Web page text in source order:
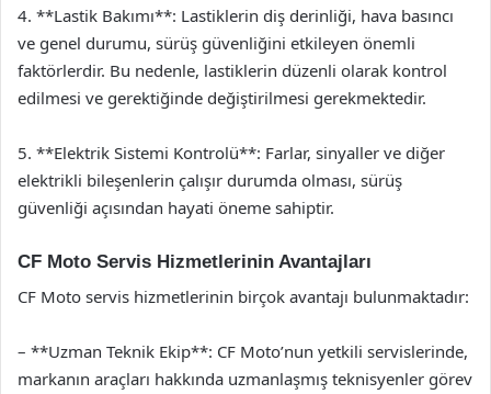
4. **Lastik Bakımı**: Lastiklerin diş derinliği, hava basıncı
ve genel durumu, sürüş güvenliğini etkileyen önemli
faktörlerdir. Bu nedenle, lastiklerin düzenli olarak kontrol
edilmesi ve gerektiğinde değiştirilmesi gerekmektedir.
5. **Elektrik Sistemi Kontrolü**: Farlar, sinyaller ve diğer
elektrikli bileşenlerin çalışır durumda olması, sürüş
güvenliği açısından hayati öneme sahiptir.
CF Moto Servis Hizmetlerinin Avantajları
CF Moto servis hizmetlerinin birçok avantajı bulunmaktadır:
– **Uzman Teknik Ekip**: CF Moto’nun yetkili servislerinde,
markanın araçları hakkında uzmanlaşmış teknisyenler görev